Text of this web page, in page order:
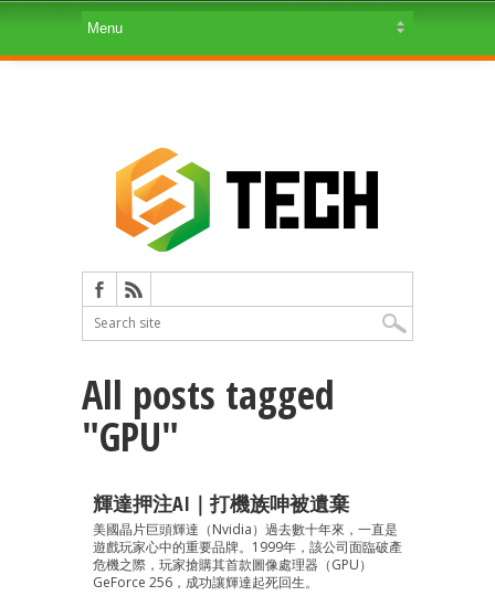
All posts tagged
"GPU"
輝達押注AI｜打機族呻被遺棄
美國晶片巨頭輝達（Nvidia）過去數十年來，一直是
遊戲玩家心中的重要品牌。1999年，該公司面臨破產
危機之際，玩家搶購其首款圖像處理器（GPU）
GeForce 256，成功讓輝達起死回生。